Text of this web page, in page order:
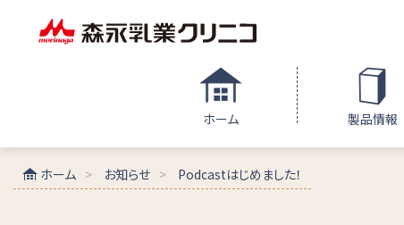
ホーム 製品情報
ホーム お知らせ Podcastはじめました！